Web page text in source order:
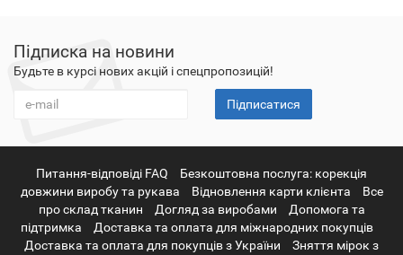
Підписка на новини
Будьте в курсі нових акцій і спецпропозицій!
Підписатися
Питання-відповіді FAQ
Безкоштовна послуга: корекція
довжини виробу та рукава
Відновлення карти клієнта
Все
про склад тканин
Догляд за виробами
Допомога та
підтримка
Доставка та оплата для міжнародних покупців
Доставка та оплата для покупців з України
Зняття мірок з